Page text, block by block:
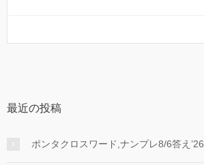
最近の投稿
ポンタクロスワード,ナンプレ8/6答え’26